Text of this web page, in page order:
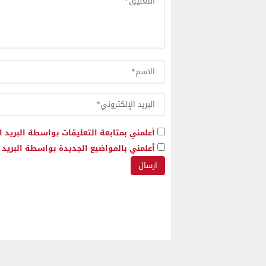
أعلمني بمتابعة التعليقات بواسطة البريد
أعلمني بالمواضيع الجديدة بواسطة البريد